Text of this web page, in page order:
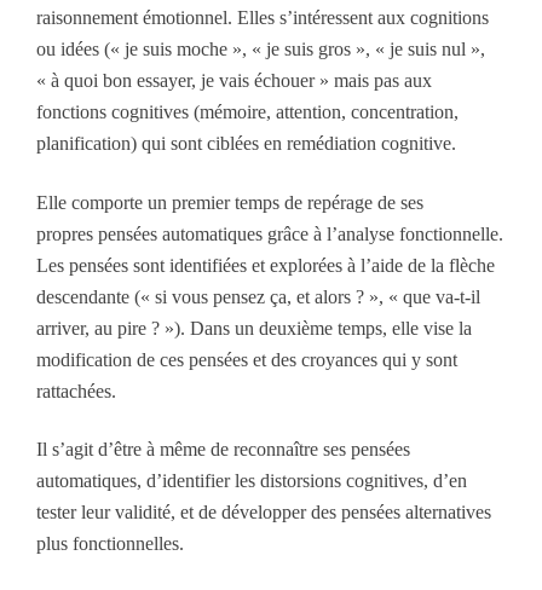
raisonnement émotionnel. Elles s’intéressent aux cognitions
ou idées (« je suis moche », « je suis gros », « je suis nul »,
« à quoi bon essayer, je vais échouer » mais pas aux
fonctions cognitives (mémoire, attention, concentration,
planification) qui sont ciblées en remédiation cognitive.
Elle comporte un premier temps de repérage de ses
propres pensées automatiques grâce à l’analyse fonctionnelle.
Les pensées sont identifiées et explorées à l’aide de la flèche
descendante (« si vous pensez ça, et alors ? », « que va-t-il
arriver, au pire ? »). Dans un deuxième temps, elle vise la
modification de ces pensées et des croyances qui y sont
rattachées.
Il s’agit d’être à même de reconnaître ses pensées
automatiques, d’identifier les distorsions cognitives, d’en
tester leur validité, et de développer des pensées alternatives
plus fonctionnelles.